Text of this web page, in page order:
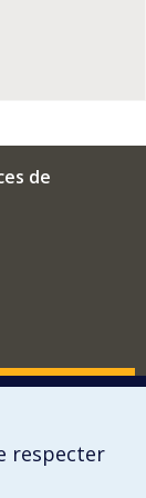
gestion
Maintenant,
les usages et la
la notion
d'un
de
respecter